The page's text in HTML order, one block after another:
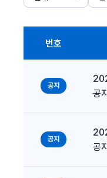
번호
공지
공
공지
공